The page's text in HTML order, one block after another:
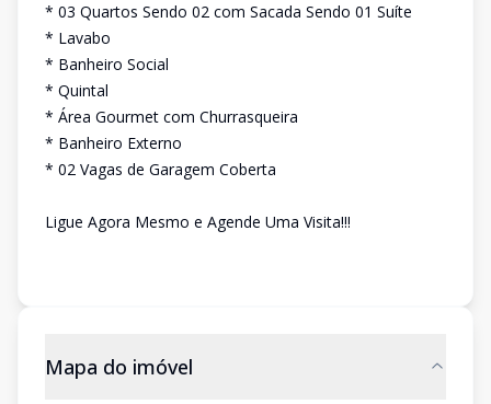
* 03 Quartos Sendo 02 com Sacada Sendo 01 Suíte
* Lavabo
* Banheiro Social
* Quintal
* Área Gourmet com Churrasqueira
* Banheiro Externo
* 02 Vagas de Garagem Coberta
Ligue Agora Mesmo e Agende Uma Visita!!!
Mapa do imóvel